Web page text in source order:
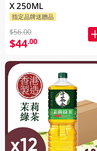
X 250ML
指定品牌送贈品
$56.00
$44.00